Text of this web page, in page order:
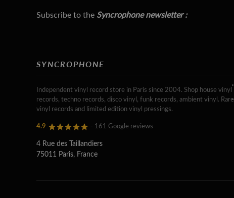
Subscribe to the Syncrophone newsletter :
SYNCROPHONE
Independent vinyl record store in Paris since 2004. Shop house vinyl
records, techno records, disco vinyl, funk records, ambient vinyl. Rare
vinyl records and limited edition vinyl pressings.
4.9 - 161 Google reviews
4 Rue des Taillandiers
75011 Paris, France